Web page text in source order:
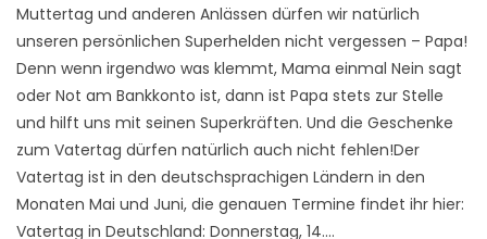
Muttertag und anderen Anlässen dürfen wir natürlich
unseren persönlichen Superhelden nicht vergessen – Papa!
Denn wenn irgendwo was klemmt, Mama einmal Nein sagt
oder Not am Bankkonto ist, dann ist Papa stets zur Stelle
und hilft uns mit seinen Superkräften. Und die Geschenke
zum Vatertag dürfen natürlich auch nicht fehlen!Der
Vatertag ist in den deutschsprachigen Ländern in den
Monaten Mai und Juni, die genauen Termine findet ihr hier:
Vatertag in Deutschland: Donnerstag, 14.…